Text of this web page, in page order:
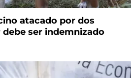
atacado por dos
ser indemnizado